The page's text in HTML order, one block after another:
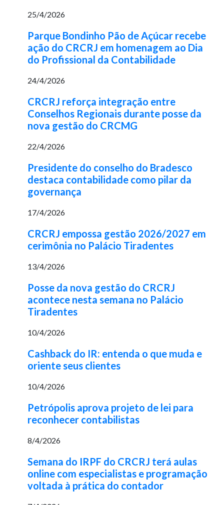
25/4/2026
Parque Bondinho Pão de Açúcar recebe
ação do CRCRJ em homenagem ao Dia
do Profissional da Contabilidade
24/4/2026
CRCRJ reforça integração entre
Conselhos Regionais durante posse da
nova gestão do CRCMG
22/4/2026
Presidente do conselho do Bradesco
destaca contabilidade como pilar da
governança
17/4/2026
CRCRJ empossa gestão 2026/2027 em
cerimônia no Palácio Tiradentes
13/4/2026
Posse da nova gestão do CRCRJ
acontece nesta semana no Palácio
Tiradentes
10/4/2026
Cashback do IR: entenda o que muda e
oriente seus clientes
10/4/2026
Petrópolis aprova projeto de lei para
reconhecer contabilistas
8/4/2026
Semana do IRPF do CRCRJ terá aulas
online com especialistas e programação
voltada à prática do contador